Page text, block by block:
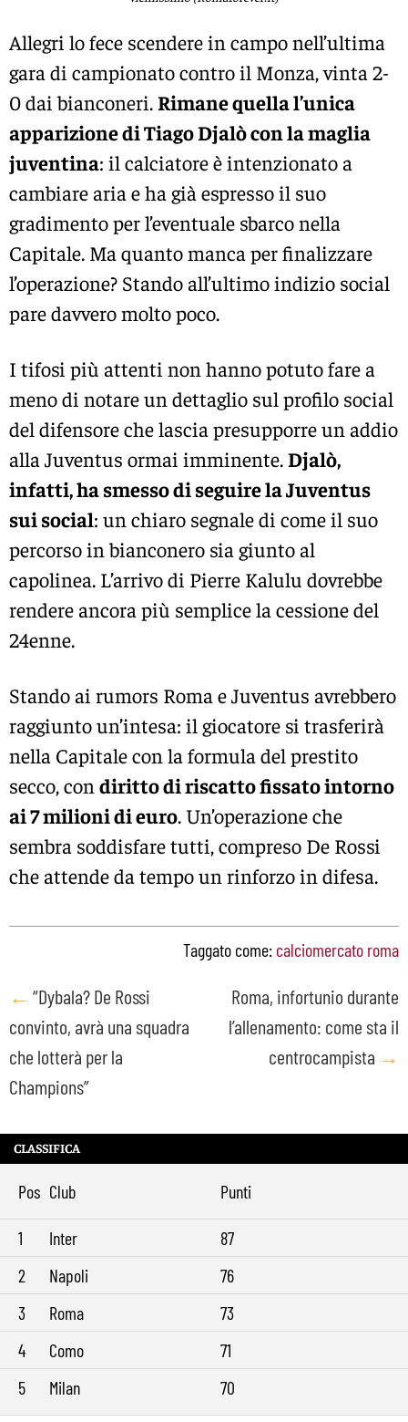
Allegri lo fece scendere in campo nell’ultima
gara di campionato contro il Monza, vinta 2-
0 dai bianconeri. Rimane quella l’unica
apparizione di Tiago Djalò con la maglia
juventina: il calciatore è intenzionato a
cambiare aria e ha già espresso il suo
gradimento per l’eventuale sbarco nella
Capitale. Ma quanto manca per finalizzare
l’operazione? Stando all’ultimo indizio social
pare davvero molto poco.
I tifosi più attenti non hanno potuto fare a
meno di notare un dettaglio sul profilo social
del difensore che lascia presupporre un addio
alla Juventus ormai imminente.Djalò,
infatti, ha smesso di seguire la Juventus
sui social: un chiaro segnale di come il suo
percorso in bianconero sia giunto al
capolinea. L’arrivo di Pierre Kalulu dovrebbe
rendere ancora più semplice la cessione del
24enne.
Stando ai rumors Roma e Juventus avrebbero
raggiunto un’intesa: il giocatore si trasferirà
nella Capitale con la formula del prestito
secco, con diritto di riscatto fissato intorno
ai 7 milioni di euro. Un’operazione che
sembra soddisfare tutti, compreso De Rossi
che attende da tempo un rinforzo in difesa.
Taggato come: calciomercato roma
Post
navigation
← “Dybala? De Rossi
convinto, avrà una squadra
che lotterà per la
Champions”
Roma, infortunio durante
l’allenamento: come sta il
centrocampista →
CLASSIFICA
Pos Club Punti
1 Inter
87
2
Napoli
76
3
Roma
73
4
Como
71
5
Milan 70